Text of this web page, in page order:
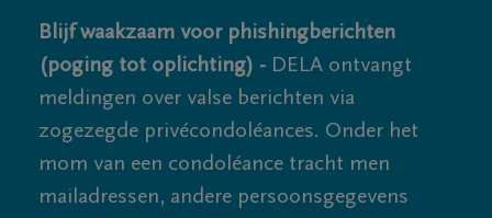
Blijf waakzaam voor phishingberichten
(poging tot oplichting) - DELA ontvangt
meldingen over valse berichten via
zogezegde privécondoléances. Onder het
mom van een condoléance tracht men
mailadressen, andere persoonsgegevens